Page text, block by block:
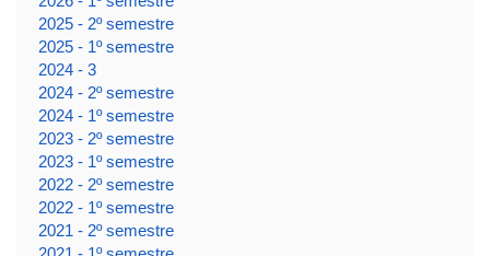
2025 - 2º semestre
2025 - 1º semestre
2024 - 3
2024 - 2º semestre
2024 - 1º semestre
2023 - 2º semestre
2023 - 1º semestre
2022 - 2º semestre
2022 - 1º semestre
2021 - 2º semestre